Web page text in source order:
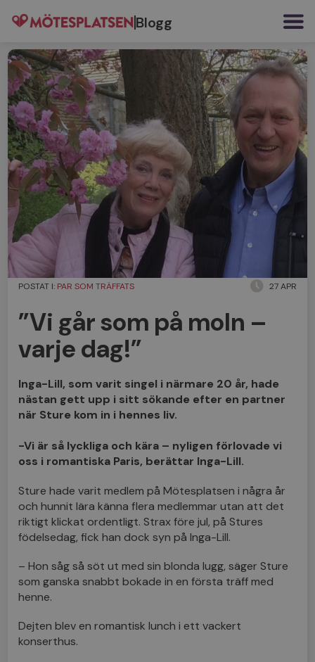
Blogg
POSTAT I: PAR SOM TRÄFFATS 27 APR
”Vi går som på moln –
varje dag!”
Inga-Lill, som varit singel i närmare 20 år, hade
nästan gett upp i sitt sökande efter en partner
när Sture kom in i hennes liv.
-Vi är så lyckliga och kära – nyligen förlovade vi
oss i romantiska Paris, berättar Inga-Lill.
Sture hade varit medlem på Mötesplatsen i några år
och hunnit lära känna flera medlemmar utan att det
riktigt klickat ordentligt. Strax före jul, på Stures
födelsedag, fick han dock syn på Inga-Lill.
– Hon såg så söt ut med sin blonda lugg, säger Sture
som ganska snabbt bokade in en första träff med
henne.
Dejten blev en romantisk lunch i ett vackert
konserthus.